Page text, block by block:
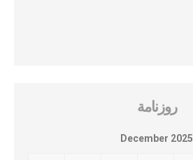
روزنامة
December 2025